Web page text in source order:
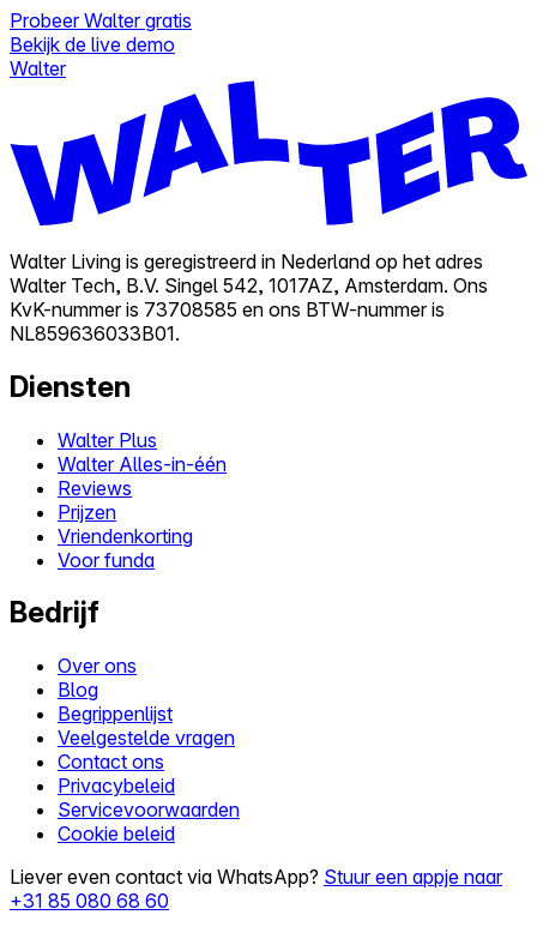
Probeer Walter gratis
Bekijk de live demo
Walter
Walter Living is geregistreerd in Nederland op het adres
Walter Tech, B.V. Singel 542, 1017AZ, Amsterdam. Ons
KvK-nummer is 73708585 en ons BTW-nummer is
NL859636033B01.
Diensten
Walter Plus
Walter Alles-in-één
Reviews
Prijzen
Vriendenkorting
Voor funda
Bedrijf
Over ons
Blog
Begrippenlijst
Veelgestelde vragen
Contact ons
Privacybeleid
Servicevoorwaarden
Cookie beleid
Liever even contact via WhatsApp? Stuur een appje naar
+31 85 080 68 60